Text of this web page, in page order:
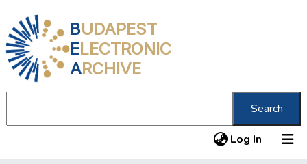
BUDAPEST
ELECTRONIC
ARCHIVE
Search
Log In (current)